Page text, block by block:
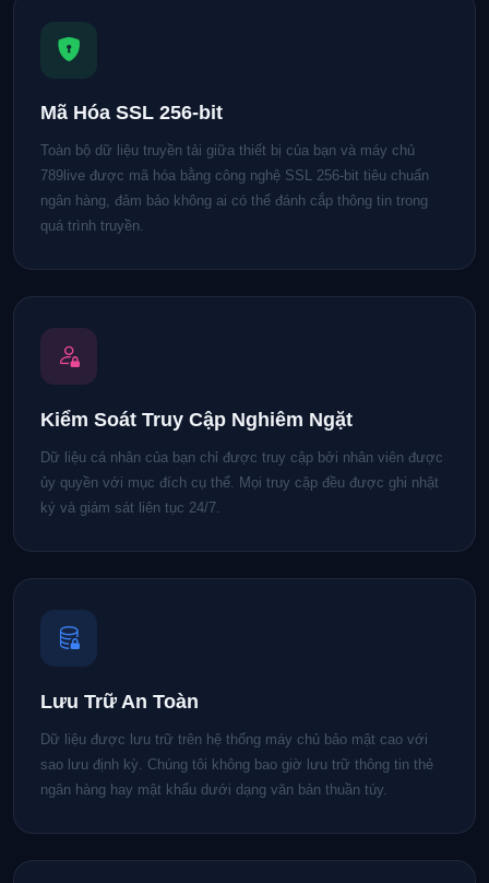
Mã Hóa SSL 256-bit
Toàn bộ dữ liệu truyền tải giữa thiết bị của bạn và máy chủ
789live được mã hóa bằng công nghệ SSL 256-bit tiêu chuẩn
ngân hàng, đảm bảo không ai có thể đánh cắp thông tin trong
quá trình truyền.
Kiểm Soát Truy Cập Nghiêm Ngặt
Dữ liệu cá nhân của bạn chỉ được truy cập bởi nhân viên được
ủy quyền với mục đích cụ thể. Mọi truy cập đều được ghi nhật
ký và giám sát liên tục 24/7.
Lưu Trữ An Toàn
Dữ liệu được lưu trữ trên hệ thống máy chủ bảo mật cao với
sao lưu định kỳ. Chúng tôi không bao giờ lưu trữ thông tin thẻ
ngân hàng hay mật khẩu dưới dạng văn bản thuần túy.